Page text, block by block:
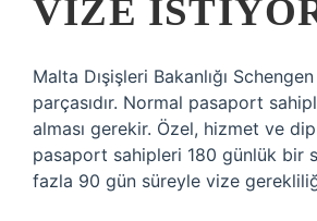
VIZE
Malta Dışişleri Bakanlığı
parçasıdır. Normal pasaport
alması gerekir. Özel, hizmet ve
pasaport sahipleri 180 günlük bir
fazla 90 gün süreyle vize